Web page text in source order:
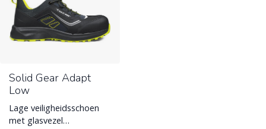
Solid Gear Adapt
Low
Lage veiligheidsschoen
met glasvezel